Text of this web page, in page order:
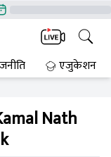
एजुकेशन
Nath